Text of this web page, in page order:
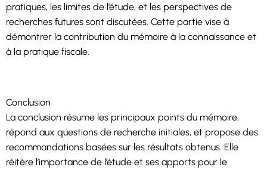
pratiques, les limites de l’étude, et les perspectives de
recherches futures sont discutées. Cette partie vise à
démontrer la contribution du mémoire à la connaissance et
à la pratique fiscale.
Conclusion
La conclusion résume les principaux points du mémoire,
répond aux questions de recherche initiales, et propose des
recommandations basées sur les résultats obtenus. Elle
réitère l’importance de l’étude et ses apports pour le